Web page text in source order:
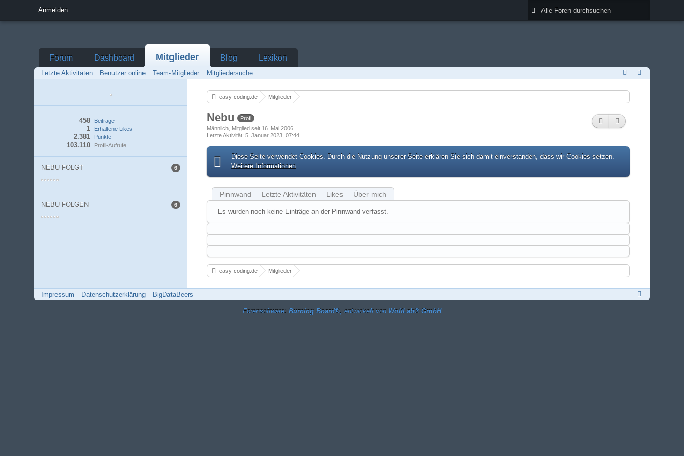
Anmelden
Forum Dashboard Mitglieder Blog Lexikon
Letzte Aktivitäten Benutzer online Team-Mitglieder Mitgliedersuche
Beiträge
458
Erhaltene Likes
1
Punkte
2.381
Profil-Aufrufe
103.110
NEBU FOLGT 6
NEBU FOLGEN 6
easy-coding.de Mitglieder
Nebu Profi
Männlich Mitglied seit 16. Mai 2006
Letzte Aktivität 5. Januar 2023, 07:44
Diese Seite verwendet Cookies. Durch die Nutzung unserer Seite erklären Sie sich damit einverstanden, dass wir Cookies setzen.
Weitere Informationen
Pinnwand Letzte Aktivitäten Likes Über mich
Es wurden noch keine Einträge an der Pinnwand verfasst.
easy-coding.de Mitglieder
Impressum Datenschutzerklärung BigDataBeers
Forensoftware: Burning Board®, entwickelt von WoltLab® GmbH